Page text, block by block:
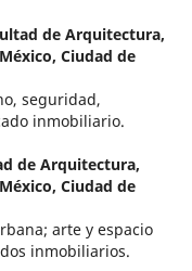
de Arquitectura,
Ciudad de
seguridad,
inmobiliario.
de Arquitectura,
Ciudad de
arte y espacio
inmobiliarios.